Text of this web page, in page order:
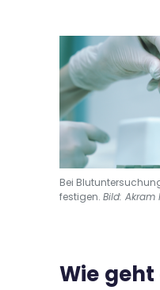
Bei
festigen. Bild: Akram
Wie